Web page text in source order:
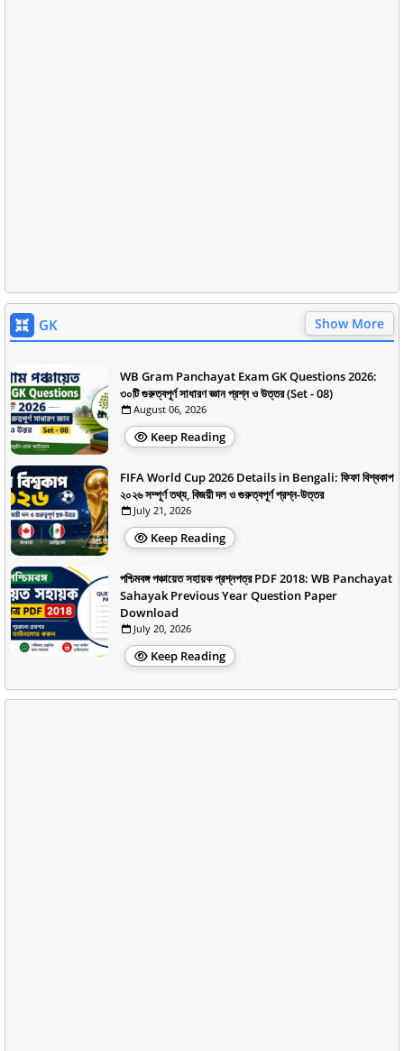
GK Show More
WB Gram Panchayat Exam GK Questions 2026:
৩০টি গুরুত্বপূর্ণ সাধারণ জ্ঞান প্রশ্ন ও উত্তর (Set - 08)
August 06, 2026
Keep Reading
FIFA World Cup 2026 Details in Bengali: ফিফা বিশ্বকাপ
২০২৬ সম্পূর্ণ তথ্য, বিজয়ী দল ও গুরুত্বপূর্ণ প্রশ্ন-উত্তর
July 21, 2026
Keep Reading
পশ্চিমবঙ্গ পঞ্চায়েত সহায়ক প্রশ্নপত্র PDF 2018: WB Panchayat
Sahayak Previous Year Question Paper
Download
July 20, 2026
Keep Reading